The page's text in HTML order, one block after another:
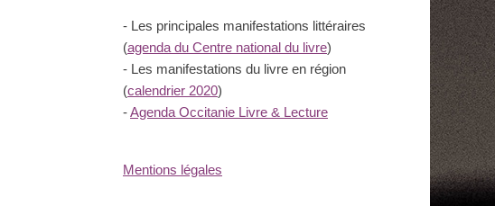
- Les principales manifestations littéraires
(agenda du Centre national du livre)
- Les manifestations du livre en région
(calendrier 2020)
-Agenda Occitanie Livre & Lecture
Mentions légales